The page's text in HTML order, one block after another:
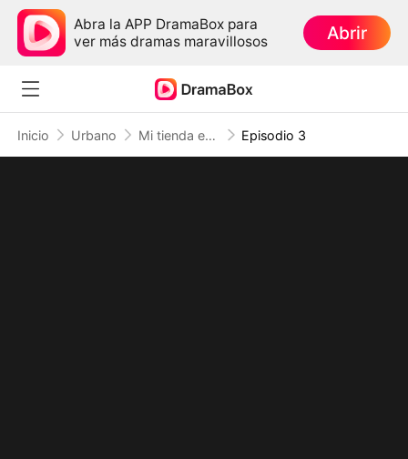
Abra la APP DramaBox para
ver más dramas maravillosos
Abrir
Inicio Urbano Mi tienda entre mundos: del apocalipsis al cielo (Doblado) Episodio 3